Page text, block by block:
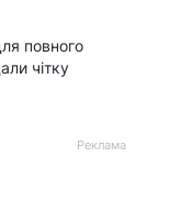
повного
чітку
Реклама